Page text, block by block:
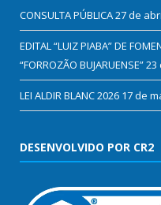
CONSULTA PÚBLICA27 de
EDITAL “LUIZ PIABA” DE
“FORROZÃO BUJARUENSE”23
LEI ALDIR BLANC 2026 17 de
DESENVOLVIDO POR CR2